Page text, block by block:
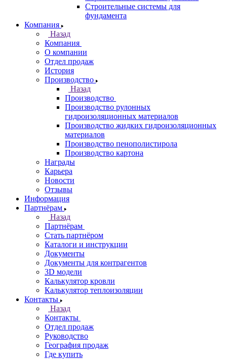
Строительные системы для
фундамента
Компания
Назад
Компания
О компании
Отдел продаж
История
Производство
Назад
Производство
Производство рулонных
гидроизоляционных материалов
Производство жидких гидроизоляционных
материалов
Производство пенополистирола
Производство картона
Награды
Карьера
Новости
Отзывы
Информация
Партнёрам
Назад
Партнёрам
Стать партнёром
Каталоги и инструкции
Документы
Документы для контрагентов
3D модели
Калькулятор кровли
Калькулятор теплоизоляции
Контакты
Назад
Контакты
Отдел продаж
Руководство
География продаж
Где купить